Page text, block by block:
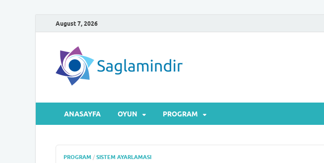
August 7, 2026
ANASAYFA OYUN PROGRAM
PROGRAM / SISTEM AYARLAMASI